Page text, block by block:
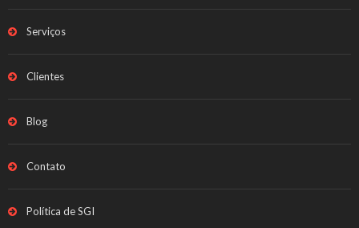
Serviços
Clientes
Blog
Contato
Política de SGI